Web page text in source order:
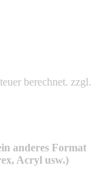
berechnet. zzgl.
anderes Format
Acryl usw.)